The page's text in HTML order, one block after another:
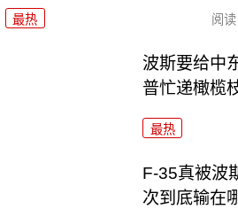
最热 阅读
波斯要给中
普忙递橄榄
最热
F-35真被波
次到底输在